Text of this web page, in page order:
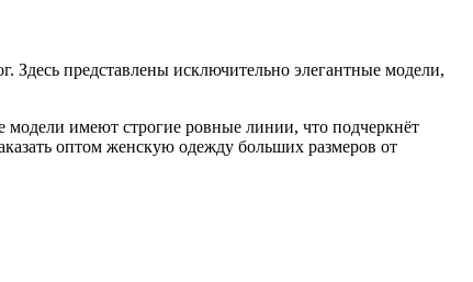
Здесь представлены исключительно элегантные модели,
имеют строгие ровные линии, что подчеркнёт
оптом женскую одежду больших размеров от